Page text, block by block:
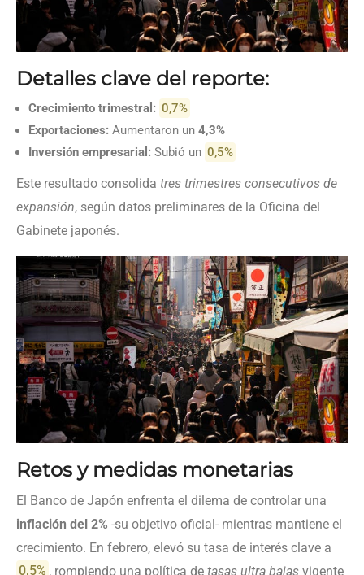
Detalles clave del reporte:
Crecimiento trimestral: 0,7%
Exportaciones: Aumentaron un 4,3%
Inversión empresarial: Subió un 0,5%
Este resultado consolida tres trimestres consecutivos de
expansión, según datos preliminares de la Oficina del
Gabinete japonés.
Retos y medidas monetarias
El Banco de Japón enfrenta el dilema de controlar una
inflación del 2% -su objetivo oficial- mientras mantiene el
crecimiento. En febrero, elevó su tasa de interés clave a
0,5% , rompiendo una política detasas ultra bajas vigente